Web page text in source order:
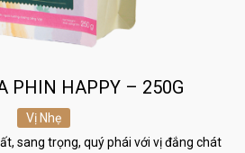
PHIN HAPPY – 250G
Vị Nhẹ
sang trọng, quý phái với vị đắng chát